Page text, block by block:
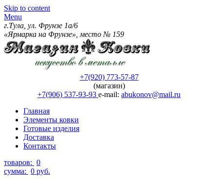
Skip to content
Menu
г.Тула, ул. Фрунзе 1а/6
«Ярмарка на Фрунзе», место № 159
+7(920) 773-57-87
(магазин)
+7(906) 537-93-93 e-mail: abukonov@mail.ru
Главная
Элементы ковки
Готовые изделия
Доставка
Контакты
товаров: 0
сумма: 0 руб.